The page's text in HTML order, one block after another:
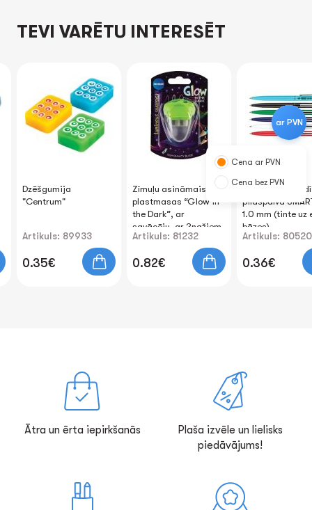
TEVI VARĒTU INTERESĒT
Dzēšgumija
"Centrum"
Artikuls: 89933
0.35€
Zīmuļu asināmais
plastmasas “Glow in
the Dark”, ar
savācēju, ar 2nažiem
Artikuls: 81232
0.82€
Automātiska
pildspalva
1.0 mm (tinte uz
bāzes)
Artikuls: 80520
0.36€
ar PVN
Cena ar PVN
Cena bez PVN
Ātra un ērta iepirkšanās
Plaša izvēle un lielisks
piedāvājums!